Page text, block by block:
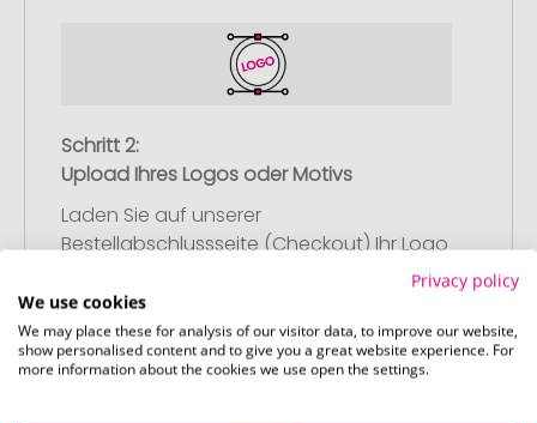
Schritt 2:
Upload Ihres Logos oder Motivs
Laden Sie auf unserer
Bestellabschlussseite (Checkout) Ihr Logo
oder Motiv hoch und schließen Sie Ihre
Bestellung ab. Falls Sie gerade keine
passende Datei zur Verfügung haben,
können Sie diese gerne später
Privacy policy
We use cookies
We may place these for analysis of our visitor data, to improve our website,
show personalised content and to give you a great website experience. For
more information about the cookies we use open the settings.